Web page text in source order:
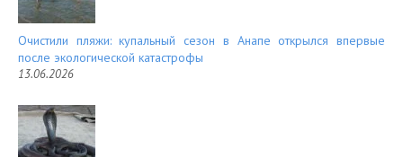
Очистили пляжи: купальный сезон в Анапе открылся впервые
после экологической катастрофы
13.06.2026